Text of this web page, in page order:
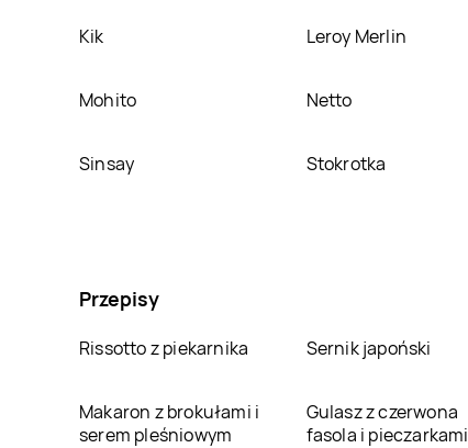
Kik Leroy Merlin
Mohito Netto
Sinsay Stokrotka
Przepisy
Rissotto z piekarnika Sernik japoński
Makaron z brokułami i
serem pleśniowym
Gulasz z czerwona
fasola i pieczarkami